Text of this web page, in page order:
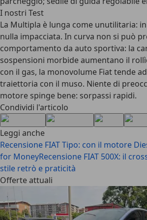
I nostri Test
La Multipla è lunga come unutilitaria:
nulla impacciata. In curva non si può
comportamento da auto sportiva: la
sospensioni morbide aumentano il
con il gas, la monovolume Fiat tende
traiettoria con il muso. Niente di
motore spinge bene: sorpassi rapidi.
Condividi l'articolo
Leggi anche
Recensione FIAT Tipo: con il motore
for MoneyRecensione FIAT 500X: il
stile retrò e praticità
Offerte attuali